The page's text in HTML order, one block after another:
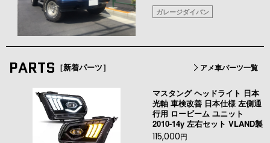
ガレージダイバン
PARTS ［新着パーツ］ アメ車パーツ一覧
マスタング ヘッドライト 日本
光軸 車検改善 日本仕様 左側通
行用 ロービーム ユニット
2010-14y 左右セット VLAND製
115,000円